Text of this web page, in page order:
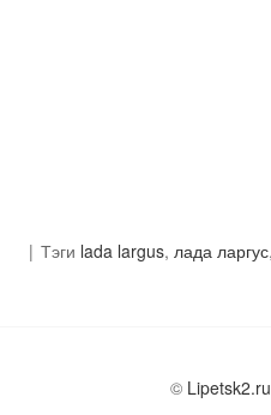
Тэги lada largus,лада ларгус
© Lipetsk2.ru